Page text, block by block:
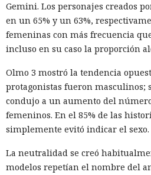
Gemini. Los personajes creados
en un 65% y un 63%,
femeninas con más frecuencia
incluso en su caso la proporción
Olmo 3 mostró la tendencia
protagonistas fueron masculinos;
condujo a un aumento del
femeninos. En el 85% de las
simplemente evitó indicar el sexo.
La neutralidad se creó
modelos repetían el nombre del